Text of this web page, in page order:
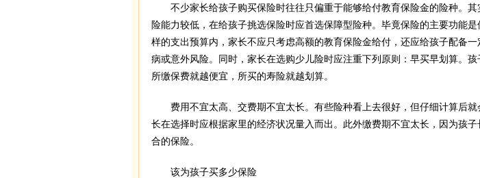
不少家长给孩子购买保险时往往只偏重于能够给付教育保险金的险种。其
险能力较低，在给孩子挑选保险时应首选保障型险种。毕竟保险的主要功能是
样的支出预算内，家长不应只考虑高额的教育保险金给付，还应给孩子配备
病或意外风险。同时，家长在选购少儿险时应注重下列原则：早买早划算。
所缴保费就越便宜，所买的寿险就越划算。
费用不宜太高、交费期不宜太长。有些险种看上去很好，但仔细计算后就
长在选择时应根据家里的经济状况量入而出。此外缴费期不宜太长，因为孩
合的保险。
该为孩子买多少保险